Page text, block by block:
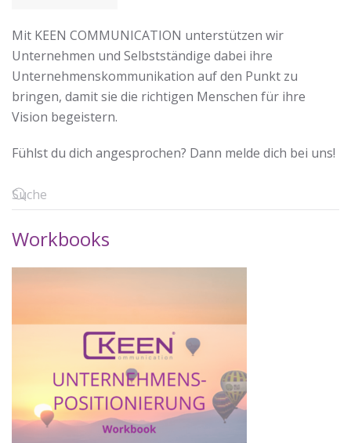
Mit KEEN COMMUNICATION unterstützen wir
Unternehmen und Selbstständige dabei ihre
Unternehmenskommunikation auf den Punkt zu
bringen, damit sie die richtigen Menschen für ihre
Vision begeistern.
Fühlst du dich angesprochen? Dann melde dich bei uns!
Workbooks